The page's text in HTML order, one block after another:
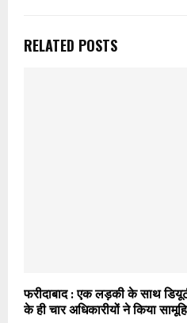
RELATED POSTS
फरीदाबाद : एक लड़की के साथ
के ही चार अधिकारीयों ने किया